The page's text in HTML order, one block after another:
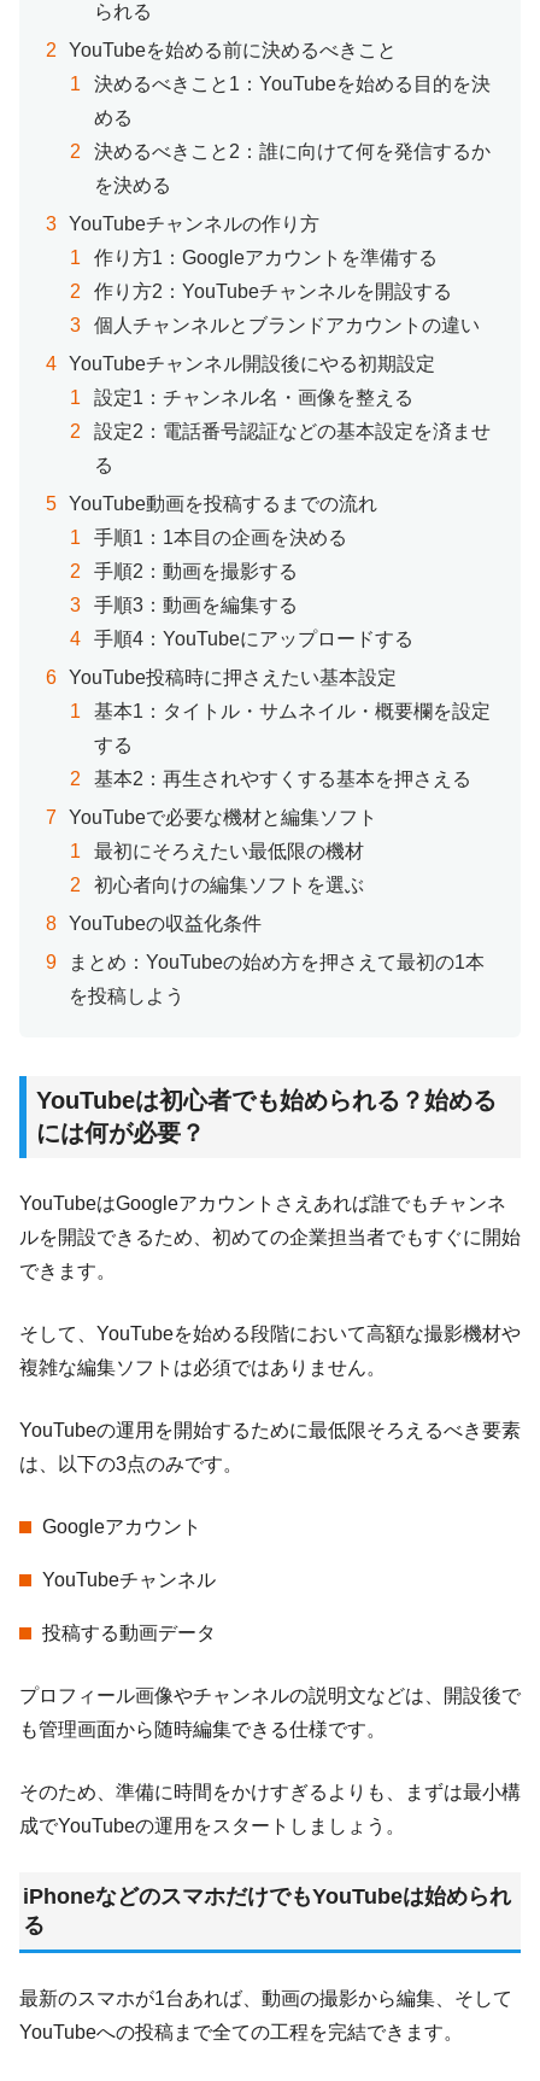
られる
YouTubeを始める前に決めるべきこと
決めるべきこと1：YouTubeを始める目的を決
める
決めるべきこと2：誰に向けて何を発信するか
を決める
YouTubeチャンネルの作り方
作り方1：Googleアカウントを準備する
作り方2：YouTubeチャンネルを開設する
個人チャンネルとブランドアカウントの違い
YouTubeチャンネル開設後にやる初期設定
設定1：チャンネル名・画像を整える
設定2：電話番号認証などの基本設定を済ませ
る
YouTube動画を投稿するまでの流れ
手順1：1本目の企画を決める
手順2：動画を撮影する
手順3：動画を編集する
手順4：YouTubeにアップロードする
YouTube投稿時に押さえたい基本設定
基本1：タイトル・サムネイル・概要欄を設定
する
基本2：再生されやすくする基本を押さえる
YouTubeで必要な機材と編集ソフト
最初にそろえたい最低限の機材
初心者向けの編集ソフトを選ぶ
YouTubeの収益化条件
まとめ：YouTubeの始め方を押さえて最初の1本
を投稿しよう
YouTubeは初心者でも始められる？始める
には何が必要？
YouTubeはGoogleアカウントさえあれば誰でもチャンネ
ルを開設できるため、初めての企業担当者でもすぐに開始
できます。
そして、YouTubeを始める段階において高額な撮影機材や
複雑な編集ソフトは必須ではありません。
YouTubeの運用を開始するために最低限そろえるべき要素
は、以下の3点のみです。
Googleアカウント
YouTubeチャンネル
投稿する動画データ
プロフィール画像やチャンネルの説明文などは、開設後で
も管理画面から随時編集できる仕様です。
そのため、準備に時間をかけすぎるよりも、まずは最小構
成でYouTubeの運用をスタートしましょう。
iPhoneなどのスマホだけでもYouTubeは始められ
る
最新のスマホが1台あれば、動画の撮影から編集、そして
YouTubeへの投稿まで全ての工程を完結できます。